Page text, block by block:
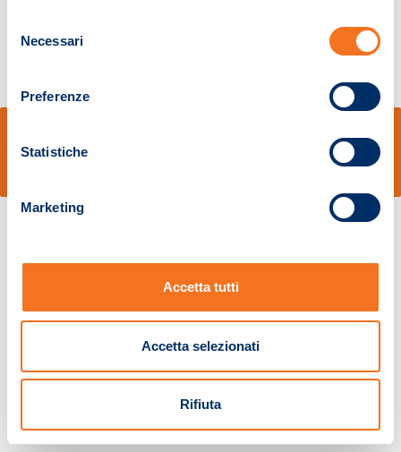
delNecessari
Preferenze
Statistiche
Marketing
Accetta tutti
Accetta selezionati
Rifiuta
Pistoia 01680210505 – R.E.A. n.155974 - Cap.Soc. € 2.000.000,00 i.v. La
Società adotta il Codice Etico D.lgs. 231/01